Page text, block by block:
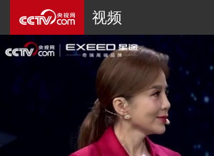
视频